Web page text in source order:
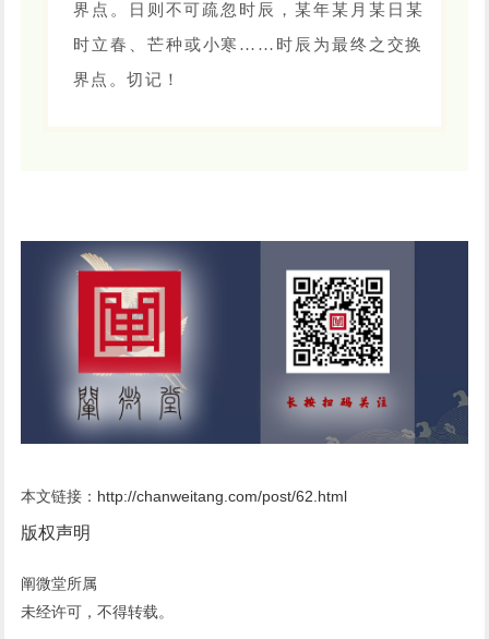
界点。日则不可疏忽时辰，某年某月某日某
时立春、芒种或小寒……时辰为最终之交换
界点。切记！
本文链接： http://chanweitang.com/post/62.html
版权声明
阐微堂所属
未经许可，不得转载。